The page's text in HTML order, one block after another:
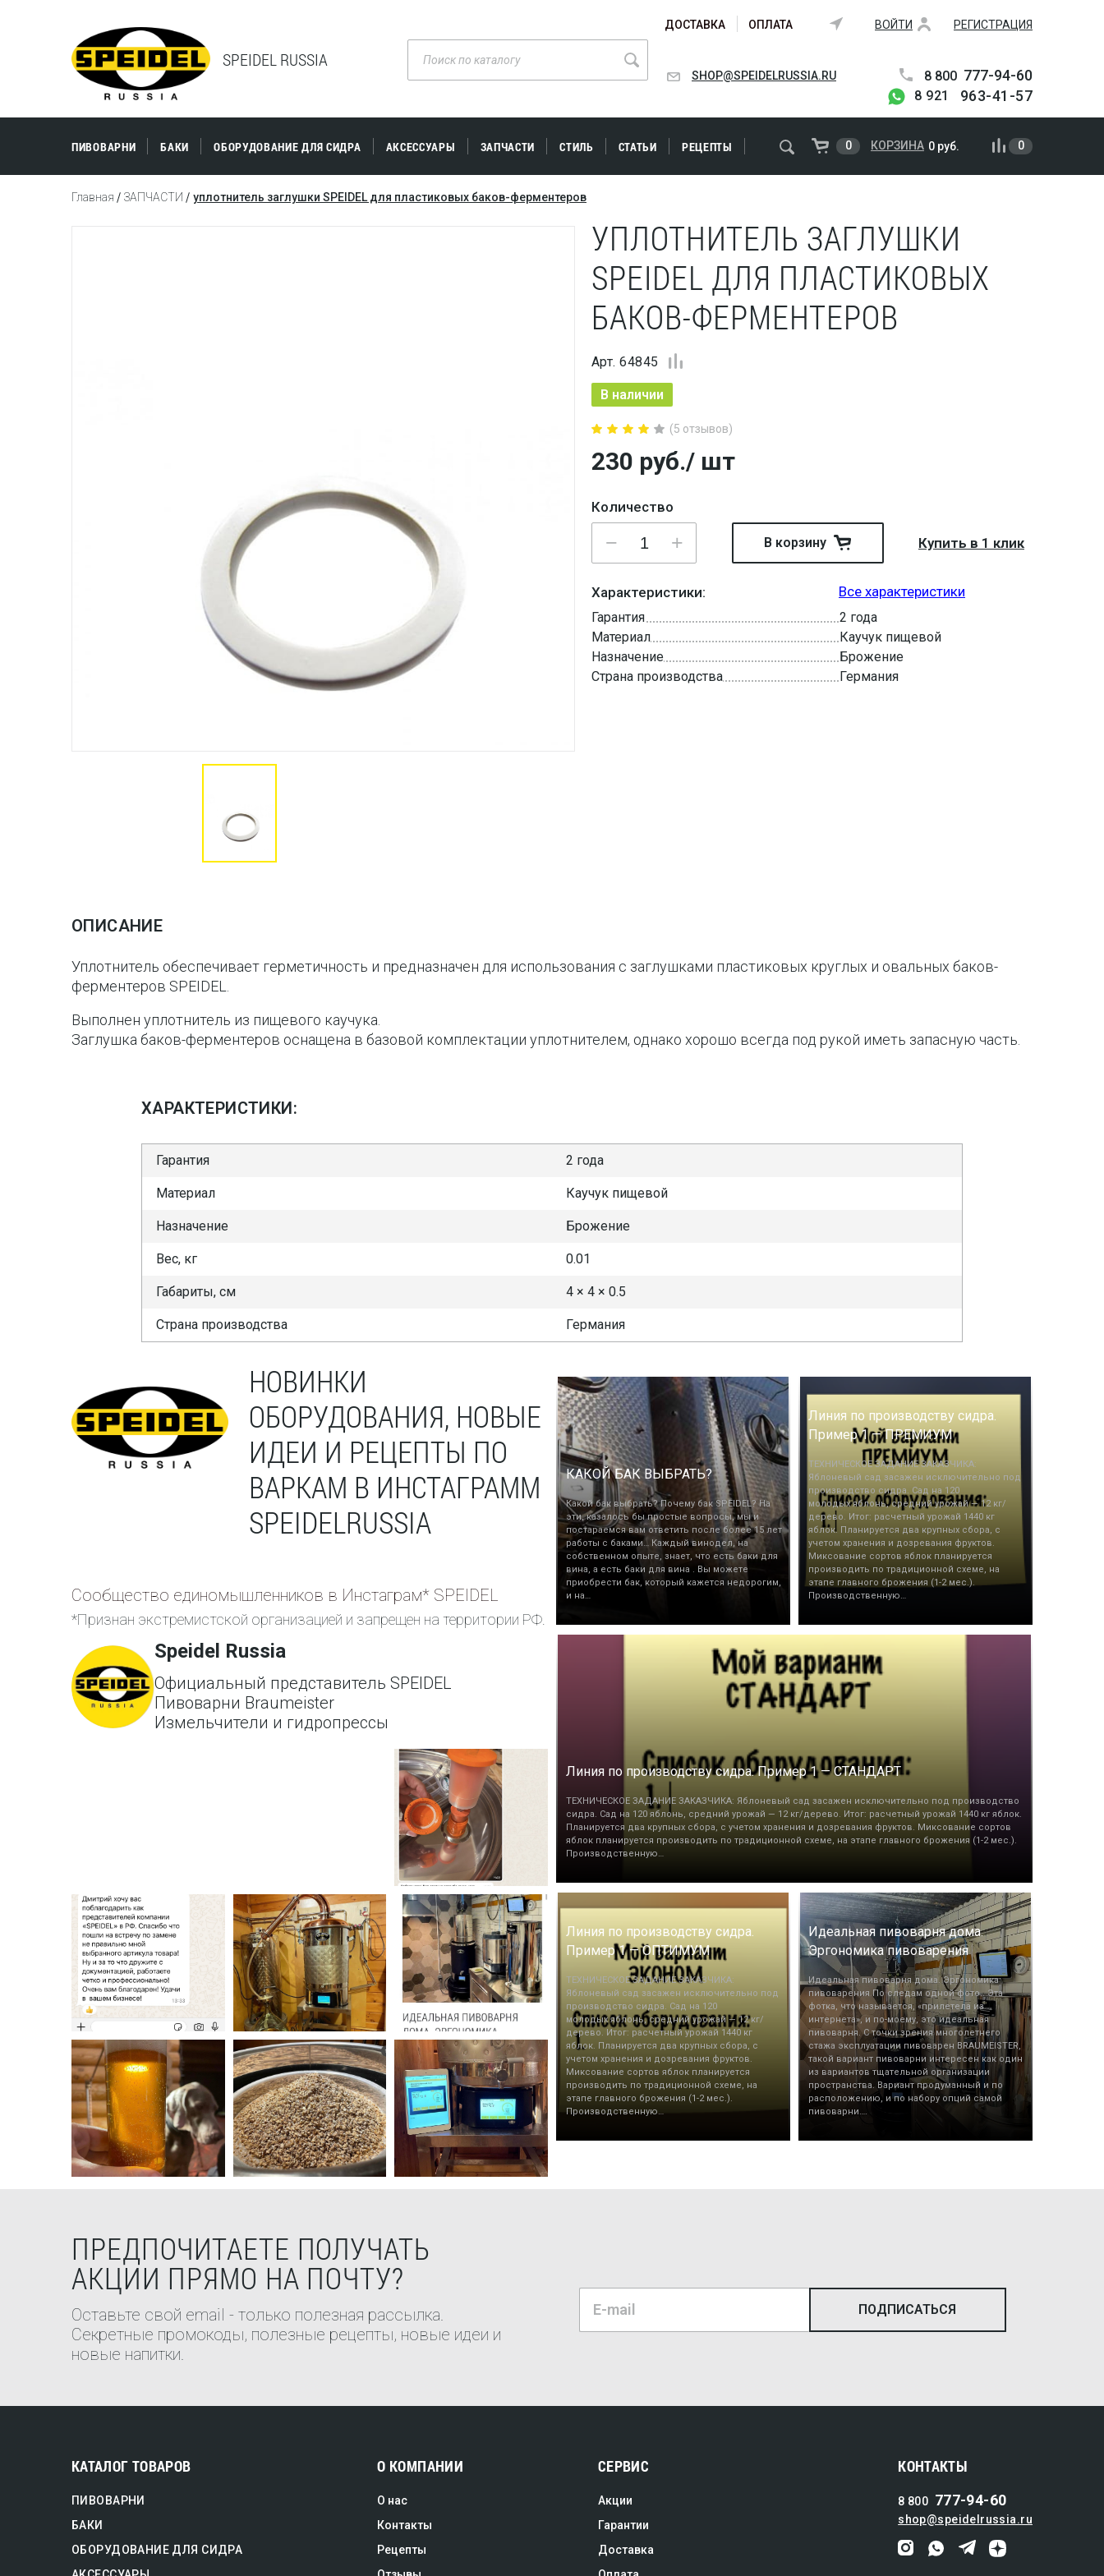
ДОСТАВКА ОПЛАТА ВОЙТИ РЕГИСТРАЦИЯ
SPEIDEL RUSSIA
SHOP@SPEIDELRUSSIA.RU 8 800 777-94-60
8 921 963-41-57
ПИВОВАРНИ БАКИ ОБОРУДОВАНИЕ ДЛЯ СИДРА АКСЕССУАРЫ ЗАПЧАСТИ СТИЛЬ СТАТЬИ РЕЦЕПТЫ 0 КОРЗИНА 0 руб. 0
Главная ЗАПЧАСТИ уплотнитель заглушки SPEIDEL для пластиковых баков-ферментеров
УПЛОТНИТЕЛЬ ЗАГЛУШКИ
SPEIDEL ДЛЯ ПЛАСТИКОВЫХ
БАКОВ-ФЕРМЕНТЕРОВ
Арт. 64845
В наличии
(5 отзывов)
230 руб./ шт
Количество
В корзину Купить в 1 клик
Характеристики: Все характеристики
Гарантия
2 года
Материал
Каучук пищевой
Назначение
Брожение
Страна производства
Германия
ОПИСАНИЕ
Уплотнитель обеспечивает герметичность и предназначен для использования с заглушками пластиковых круглых и овальных баков-
ферментеров SPEIDEL.
Выполнен уплотнитель из пищевого каучука.
Заглушка баков-ферментеров оснащена в базовой комплектации уплотнителем, однако хорошо всегда под рукой иметь запасную часть.
ХАРАКТЕРИСТИКИ:
Гарантия 2 года
Материал Каучук пищевой
Назначение Брожение
Вес, кг 0.01
Габариты, см 4 × 4 × 0.5
Страна производства Германия
НОВИНКИ
ОБОРУДОВАНИЯ, НОВЫЕ
ИДЕИ И РЕЦЕПТЫ ПО
ВАРКАМ В ИНСТАГРАММ
SPEIDELRUSSIA
Сообщество единомышленников в Инстаграм* SPEIDEL
*Признан экстремистской организацией и запрещен на территории РФ.
Speidel Russia
Официальный представитель SPEIDEL
Пивоварни Braumeister
Измельчители и гидропрессы
КАКОЙ БАК ВЫБРАТЬ?
Какой бак выбрать? Почему бак SPEIDEL? На
эти, казалось бы простые вопросы, мы и
постараемся вам ответить после более 15 лет
работы с баками… Каждый винодел, на
собственном опыте, знает, что есть баки для
вина, а есть баки для вина . Вы можете
приобрести бак, который кажется недорогим,
и на…
Линия по производству сидра.
Пример 1 — ПРЕМИУМ
ТЕХНИЧЕСКОЕ ЗАДАНИЕ ЗАКАЗЧИКА:
Яблоневый сад засажен исключительно под
производство сидра. Сад на 120
молодых яблонь, средний урожай — 12 кг/
дерево. Итог: расчетный урожай 1440 кг
яблок. Планируется два крупных сбора, с
учетом хранения и дозревания фруктов.
Миксование сортов яблок планируется
производить по традиционной схеме, на
этапе главного брожения (1-2 мес.).
Производственную…
Линия по производству сидра. Пример 1 — СТАНДАРТ
ТЕХНИЧЕСКОЕ ЗАДАНИЕ ЗАКАЗЧИКА: Яблоневый сад засажен исключительно под производство
сидра. Сад на 120 яблонь, средний урожай — 12 кг/дерево. Итог: расчетный урожай 1440 кг яблок.
Планируется два крупных сбора, с учетом хранения и дозревания фруктов. Миксование сортов
яблок планируется производить по традиционной схеме, на этапе главного брожения (1-2 мес.).
Производственную…
Линия по производству сидра.
Пример 1 — ОПТИМУМ
ТЕХНИЧЕСКОЕ ЗАДАНИЕ ЗАКАЗЧИКА:
Яблоневый сад засажен исключительно под
производство сидра. Сад на 120
молодых яблонь, средний урожай — 12 кг/
дерево. Итог: расчетный урожай 1440 кг
яблок. Планируется два крупных сбора, с
учетом хранения и дозревания фруктов.
Миксование сортов яблок планируется
производить по традиционной схеме, на
этапе главного брожения (1-2 мес.).
Производственную…
Идеальная пивоварня дома.
Эргономика пивоварения
Идеальная пивоварня дома. Эргономика
пивоварения По следам одной фото.. Эта
фотка, что называется, «прилетела из
интернета», и по-моему, это идеальная
пивоварня. С точки зрения многолетнего
стажа эксплуатации пивоварен BRAUMEISTER,
такой вариант пивоварни интересен как один
из вариантов тщательной организации
пространства. Вариант продуманный и по
расположению, и по набору опций самой
пивоварни….
ПРЕДПОЧИТАЕТЕ ПОЛУЧАТЬ
АКЦИИ ПРЯМО НА ПОЧТУ?
Оставьте свой email - только полезная рассылка.
Секретные промокоды, полезные рецепты, новые идеи и
новые напитки.
КАТАЛОГ ТОВАРОВ
ПИВОВАРНИ
БАКИ
ОБОРУДОВАНИЕ ДЛЯ СИДРА
О КОМПАНИИ
О нас
Контакты
Рецепты
СЕРВИС
Акции
Гарантии
Доставка
КОНТАКТЫ
8 800 777-94-60
shop@speidelrussia.ru